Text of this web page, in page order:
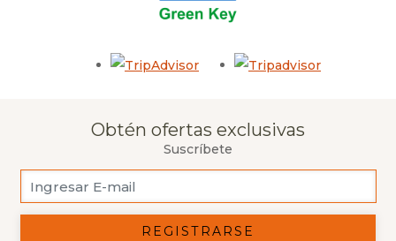
Opens in a new tab.
Obtén ofertas exclusivas
Suscríbete
REGISTRARSE